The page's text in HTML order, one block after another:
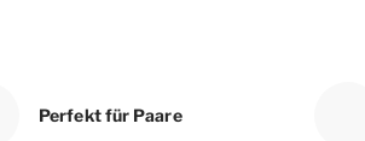
Perfekt für Paare